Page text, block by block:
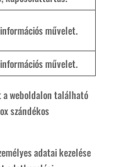
művelet.
művelet.
a weboldalon található
szándékos
adatai kezelése